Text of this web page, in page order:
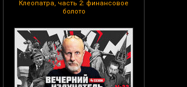
Клеопатра, часть 2: финансовое
болото